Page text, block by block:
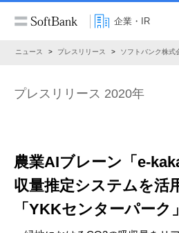
企業・IR
ニュース プレスリリース ソフトバンク株式
プレスリリース 2020年
農業AIブレーン「e-
収量推定システムを活
「YKKセンターパーク